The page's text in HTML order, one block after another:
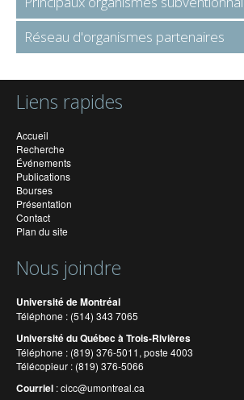
Réseau d'organismes partenaires
Liens rapides
Accueil
Recherche
Événements
Publications
Bourses
Présentation
Contact
Plan du site
Nous joindre
Université de Montréal
Téléphone : (514) 343 7065
Université du Québec à Trois-Rivières
Téléphone : (819) 376-5011, poste 4003
Télécopieur : (819) 376-5066
Courriel :cicc@umontreal.ca